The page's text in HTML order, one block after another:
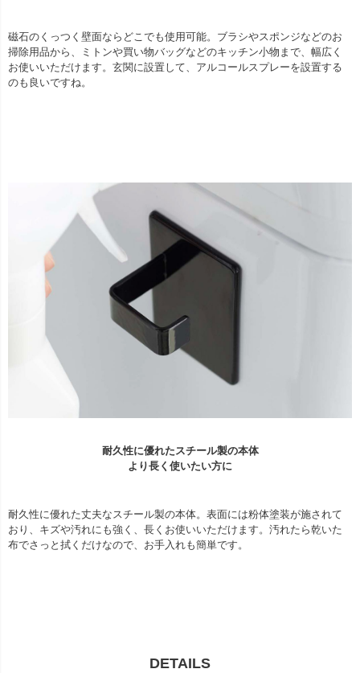
磁石のくっつく壁面ならどこでも使用可能。ブラシやスポンジなどのお
掃除用品から、ミトンや買い物バッグなどのキッチン小物まで、幅広く
お使いいただけます。玄関に設置して、アルコールスプレーを設置する
のも良いですね。
耐久性に優れたスチール製の本体
より長く使いたい方に
耐久性に優れた丈夫なスチール製の本体。表面には粉体塗装が施されて
おり、キズや汚れにも強く、長くお使いいただけます。汚れたら乾いた
布でさっと拭くだけなので、お手入れも簡単です。
DETAILS